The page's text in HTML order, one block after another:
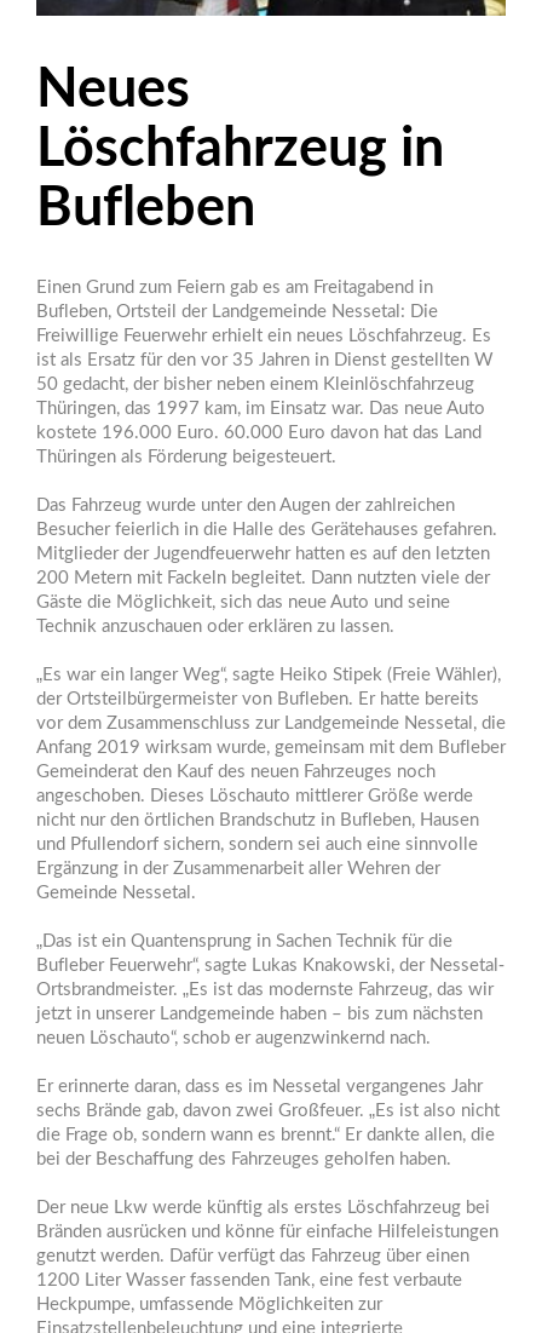
Neues
Löschfahrzeug in
Bufleben
Einen Grund zum Feiern gab es am Freitagabend in
Bufleben, Ortsteil der Landgemeinde Nessetal: Die
Freiwillige Feuerwehr erhielt ein neues Löschfahrzeug. Es
ist als Ersatz für den vor 35 Jahren in Dienst gestellten W
50 gedacht, der bisher neben einem Kleinlöschfahrzeug
Thüringen, das 1997 kam, im Einsatz war. Das neue Auto
kostete 196.000 Euro. 60.000 Euro davon hat das Land
Thüringen als Förderung beigesteuert.
Das Fahrzeug wurde unter den Augen der zahlreichen
Besucher feierlich in die Halle des Gerätehauses gefahren.
Mitglieder der Jugendfeuerwehr hatten es auf den letzten
200 Metern mit Fackeln begleitet. Dann nutzten viele der
Gäste die Möglichkeit, sich das neue Auto und seine
Technik anzuschauen oder erklären zu lassen.
„Es war ein langer Weg“, sagte Heiko Stipek (Freie Wähler),
der Ortsteilbürgermeister von Bufleben. Er hatte bereits
vor dem Zusammenschluss zur Landgemeinde Nessetal, die
Anfang 2019 wirksam wurde, gemeinsam mit dem Bufleber
Gemeinderat den Kauf des neuen Fahrzeuges noch
angeschoben. Dieses Löschauto mittlerer Größe werde
nicht nur den örtlichen Brandschutz in Bufleben, Hausen
und Pfullendorf sichern, sondern sei auch eine sinnvolle
Ergänzung in der Zusammenarbeit aller Wehren der
Gemeinde Nessetal.
„Das ist ein Quantensprung in Sachen Technik für die
Bufleber Feuerwehr“, sagte Lukas Knakowski, der Nessetal-
Ortsbrandmeister. „Es ist das modernste Fahrzeug, das wir
jetzt in unserer Landgemeinde haben – bis zum nächsten
neuen Löschauto“, schob er augenzwinkernd nach.
Er erinnerte daran, dass es im Nessetal vergangenes Jahr
sechs Brände gab, davon zwei Großfeuer. „Es ist also nicht
die Frage ob, sondern wann es brennt.“ Er dankte allen, die
bei der Beschaffung des Fahrzeuges geholfen haben.
Der neue Lkw werde künftig als erstes Löschfahrzeug bei
Bränden ausrücken und könne für einfache Hilfeleistungen
genutzt werden. Dafür verfügt das Fahrzeug über einen
1200 Liter Wasser fassenden Tank, eine fest verbaute
Heckpumpe, umfassende Möglichkeiten zur
Einsatzstellenbeleuchtung und eine integrierte